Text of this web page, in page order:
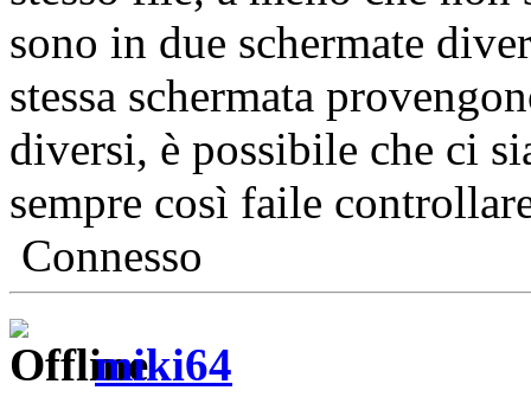
sono in due schermate
stessa schermata
diversi, è possibile che ci
sempre così faile
Connesso
miki64